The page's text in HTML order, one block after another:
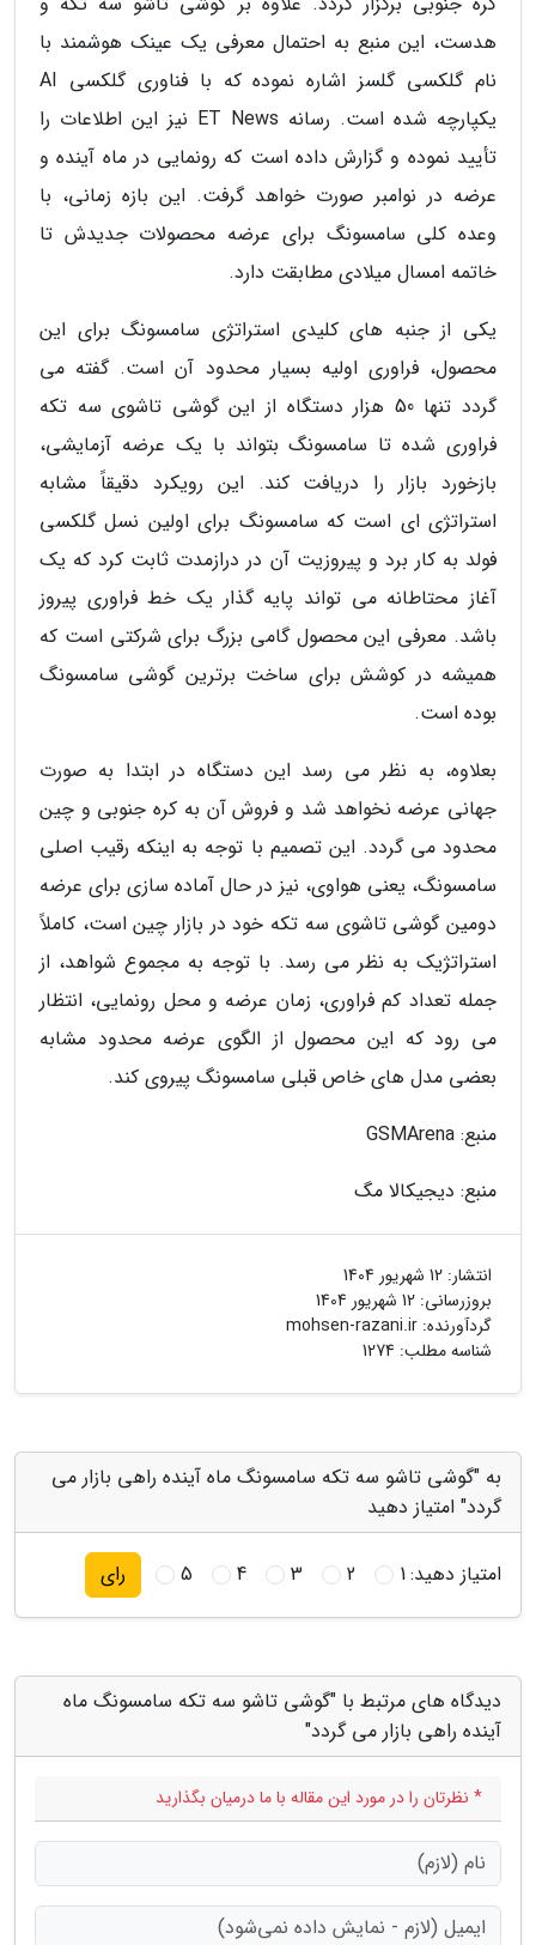
هدست، این منبع به احتمال معرفی یک عینک هوشمند با
نام گلکسی گلسز اشاره نموده که با فناوری گلکسی AI
یکپارچه شده است. رسانه ET News نیز این اطلاعات را
تأیید نموده و گزارش داده است که رونمایی در ماه آینده و
عرضه در نوامبر صورت خواهد گرفت. این بازه زمانی، با
وعده کلی سامسونگ برای عرضه محصولات جدیدش تا
خاتمه امسال میلادی مطابقت دارد.
یکی از جنبه های کلیدی استراتژی سامسونگ برای این
محصول، فراوری اولیه بسیار محدود آن است. گفته می
گردد تنها 50 هزار دستگاه از این گوشی تاشوی سه تکه
فراوری شده تا سامسونگ بتواند با یک عرضه آزمایشی،
بازخورد بازار را دریافت کند. این رویکرد دقیقاً مشابه
استراتژی ای است که سامسونگ برای اولین نسل گلکسی
فولد به کار برد و پیروزیت آن در درازمدت ثابت کرد که یک
آغاز محتاطانه می تواند پایه گذار یک خط فراوری پیروز
باشد. معرفی این محصول گامی بزرگ برای شرکتی است که
همیشه در کوشش برای ساخت برترین گوشی سامسونگ
بوده است.
بعلاوه، به نظر می رسد این دستگاه در ابتدا به صورت
جهانی عرضه نخواهد شد و فروش آن به کره جنوبی و چین
محدود می گردد. این تصمیم با توجه به اینکه رقیب اصلی
سامسونگ، یعنی هواوی، نیز در حال آماده سازی برای عرضه
دومین گوشی تاشوی سه تکه خود در بازار چین است، کاملاً
استراتژیک به نظر می رسد. با توجه به مجموع شواهد، از
جمله تعداد کم فراوری، زمان عرضه و محل رونمایی، انتظار
می رود که این محصول از الگوی عرضه محدود مشابه
بعضی مدل های خاص قبلی سامسونگ پیروی کند.
منبع: GSMArena
منبع: دیجیکالا مگ
انتشار: 12 شهریور 1404
بروزرسانی: 12 شهریور 1404
گردآورنده: mohsen-razani.ir
شناسه مطلب: 1274
به "گوشی تاشو سه تکه سامسونگ ماه آینده راهی بازار می
گردد" امتیاز دهید
امتیاز دهید:1
2
3
4
5 رای
دیدگاه های مرتبط با "گوشی تاشو سه تکه سامسونگ ماه
آینده راهی بازار می گردد"
* نظرتان را در مورد این مقاله با ما درمیان بگذارید